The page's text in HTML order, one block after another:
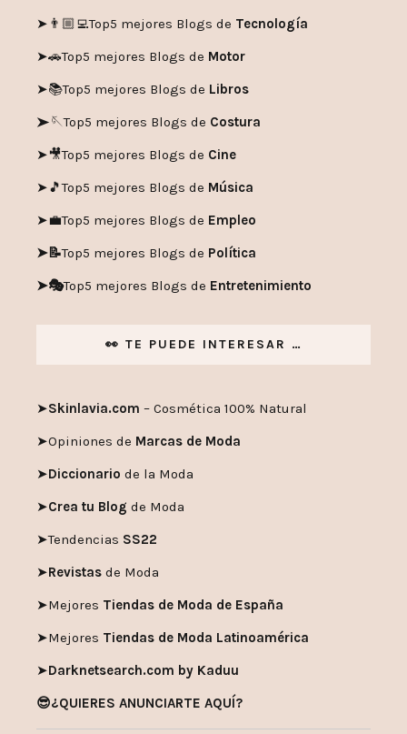
➤👨🏼‍💻Top5 mejores Blogs de Tecnología
➤🚗Top5 mejores Blogs de Motor
➤📚Top5 mejores Blogs de Libros
➤🪡Top5 mejores Blogs de Costura
➤🎥Top5 mejores Blogs de Cine
➤🎵Top5 mejores Blogs de Música
➤💼Top5 mejores Blogs de Empleo
➤📝Top5 mejores Blogs de Política
➤🎭Top5 mejores Blogs de Entretenimiento
👀 TE PUEDE INTERESAR …
➤Skinlavia.com – Cosmética 100% Natural
➤Opiniones de Marcas de Moda
➤Diccionario de la Moda
➤Crea tu Blog de Moda
➤Tendencias SS22
➤Revistas de Moda
➤Mejores Tiendas de Moda de España
➤Mejores Tiendas de Moda Latinoamérica
➤Darknetsearch.com by Kaduu
😎¿QUIERES ANUNCIARTE AQUÍ?